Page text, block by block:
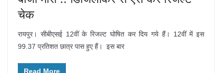
चेक
रायपुर। सीबीएसई 12वीं के रिजल्ट घोषित कर दिय गये हैं। 12वीं में इस
99.37 प्रतिशत छात्र पास हुए हैं। इस बार
Read More